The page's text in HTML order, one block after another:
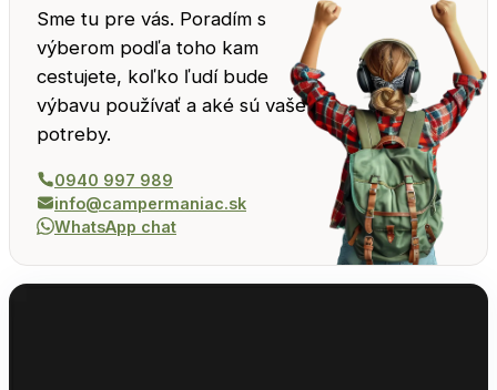
Sme tu pre vás. Poradím s
výberom podľa toho kam
cestujete, koľko ľudí bude
výbavu používať a aké sú vaše
potreby.
0940 997 989
info@campermaniac.sk
WhatsApp chat